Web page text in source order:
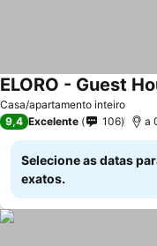
Casa/apartamento inteiro
ELORO - Guest
9,4 Excelente 106 a
Selecione as datas
exatos.